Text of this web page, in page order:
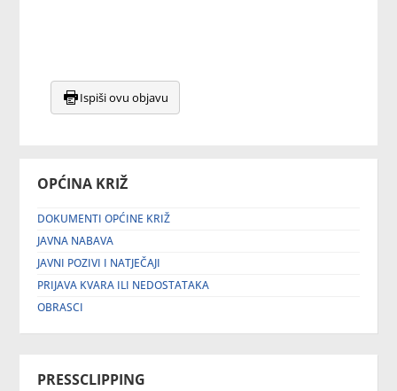
OPĆINA KRIŽ
DOKUMENTI OPĆINE KRIŽ
JAVNA NABAVA
JAVNI POZIVI I NATJEČAJI
PRIJAVA KVARA ILI NEDOSTATAKA
OBRASCI
PRESSCLIPPING
Ispiši ovu objavu